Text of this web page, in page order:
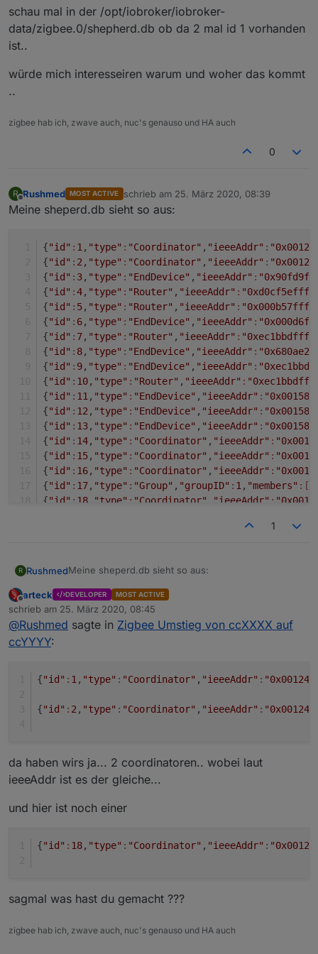
der Netzwerkansicht.
Ist das okay oder ist einer der Beiden der alte?
schau mal in der /opt/iobroker/iobroker-
data/zigbee.0/shepherd.db ob da 2 mal id 1 vorhanden
ist..
würde mich interesseiren warum und woher das kommt
..
zigbee hab ich, zwave auch, nuc's genauso und HA auch
0
R
Offline
Rushmed MOST ACTIVE schrieb am 25. März 2020, 08:39
zuletzt editiert von
Meine sheperd.db sieht so aus:
{"id" : 1, "type" : "Coordinator" , "ieeeAddr" :
{"id" : 2, "type" : "Coordinator" , "ieeeAddr" :
{"id" : 3, "type" : "EndDevice" , "ieeeAddr" :
{"id" :4, "type" : "Router" , "ieeeAddr" :
{"id" : 5, "type" : "Router" , "ieeeAddr" :
{"id" : 6, "type" : "EndDevice" , "ieeeAddr" :
{"id" : 7, "type" : "Router" , "ieeeAddr" :
{"id" : 8, "type" : "EndDevice" , "ieeeAddr" :
{"id" : 9, "type" : "EndDevice" , "ieeeAddr" :
{"id" : 10, "type" : "Router" , "ieeeAddr" :
{"id" : 11, "type" : "EndDevice" , "ieeeAddr" :
{"id" : 12, "type" : "EndDevice" , "ieeeAddr" :
{"id" : 13, "type" : "EndDevice" , "ieeeAddr" :
{"id" : 14, "type" : "Coordinator" , "ieeeAddr" :
{"id" : 15, "type" : "Coordinator" , "ieeeAddr" :
{"id" : 16, "type" : "Coordinator" , "ieeeAddr" :
{"id" : 17, "type" : "Group" , "groupID" : 1, "members" :[]
{"id" : 18 "type" : "Coordinator" "ieeeAddr" :
1
R RushmedMeine sheperd.db sieht so aus:
Offline
arteck DEVELOPER MOST ACTIVE
schrieb am 25. März 2020, 08:45
zuletzt editiert von
@Rushmed sagte in Zigbee Umstieg von ccXXXX auf
ccYYYY:
{"id" : 1, "type" : "Coordinator" , "ieeeAddr" :
{"id" : 2, "type" : "Coordinator" , "ieeeAddr" :
da haben wirs ja... 2 coordinatoren.. wobei laut
ieeeAddr ist es der gleiche...
und hier ist noch einer
{"id" : 18, "type" : "Coordinator" , "ieeeAddr" :
sagmal was hast du gemacht ???
zigbee hab ich, zwave auch, nuc's genauso und HA auch